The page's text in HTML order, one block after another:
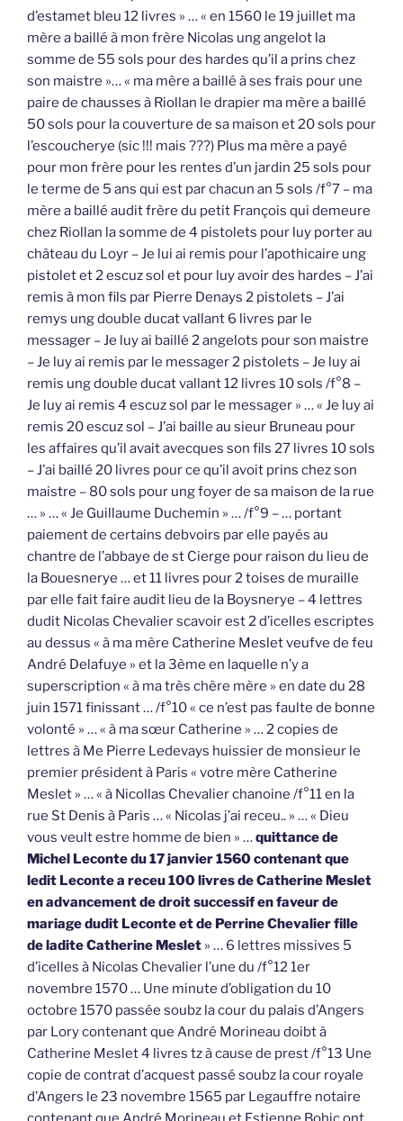
d’estamet bleu 12 livres » … « en 1560 le 19 juillet ma
mère a baillé à mon frère Nicolas ung angelot la
somme de 55 sols pour des hardes qu’il a prins chez
son maistre »… « ma mère a baillé à ses frais pour une
paire de chausses à Riollan le drapier ma mère a baillé
50 sols pour la couverture de sa maison et 20 sols pour
l’escoucherye (sic !!! mais ???) Plus ma mère a payé
pour mon frère pour les rentes d’un jardin 25 sols pour
le terme de 5 ans qui est par chacun an 5 sols /f°7 – ma
mère a baillé audit frère du petit François qui demeure
chez Riollan la somme de 4 pistolets pour luy porter au
château du Loyr – Je lui ai remis pour l’apothicaire ung
pistolet et 2 escuz sol et pour luy avoir des hardes – J’ai
remis à mon fils par Pierre Denays 2 pistolets – J’ai
remys ung double ducat vallant 6 livres par le
messager – Je luy ai baillé 2 angelots pour son maistre
– Je luy ai remis par le messager 2 pistolets – Je luy ai
remis ung double ducat vallant 12 livres 10 sols /f°8 –
Je luy ai remis 4 escuz sol par le messager » … « Je luy ai
remis 20 escuz sol – J’ai baille au sieur Bruneau pour
les affaires qu’il avait avecques son fils 27 livres 10 sols
– J’ai baillé 20 livres pour ce qu’il avoit prins chez son
maistre – 80 sols pour ung foyer de sa maison de la rue
… » … « Je Guillaume Duchemin » … /f°9 – … portant
paiement de certains debvoirs par elle payés au
chantre de l’abbaye de st Cierge pour raison du lieu de
la Bouesnerye … et 11 livres pour 2 toises de muraille
par elle fait faire audit lieu de la Boysnerye – 4 lettres
dudit Nicolas Chevalier scavoir est 2 d’icelles escriptes
au dessus « à ma mère Catherine Meslet veufve de feu
André Delafuye » et la 3ème en laquelle n’y a
superscription « à ma très chère mère » en date du 28
juin 1571 finissant … /f°10 « ce n’est pas faulte de bonne
volonté » … « à ma sœur Catherine » … 2 copies de
lettres à Me Pierre Ledevays huissier de monsieur le
premier président à Paris « votre mère Catherine
Meslet » … « à Nicollas Chevalier chanoine /f°11 en la
rue St Denis à Paris … « Nicolas j’ai receu.. » … « Dieu
vous veult estre homme de bien » …quittance de
Michel Leconte du 17 janvier 1560 contenant que
ledit Leconte a receu 100 livres de Catherine Meslet
en advancement de droit successif en faveur de
mariage dudit Leconte et de Perrine Chevalier fille
de ladite Catherine Meslet » … 6 lettres missives 5
d’icelles à Nicolas Chevalier l’une du /f°12 1er
novembre 1570 … Une minute d’obligation du 10
octobre 1570 passée soubz la cour du palais d’Angers
par Lory contenant que André Morineau doibt à
Catherine Meslet 4 livres tz à cause de prest /f°13 Une
copie de contrat d’acquest passé soubz la cour royale
d’Angers le 23 novembre 1565 par Legauffre notaire